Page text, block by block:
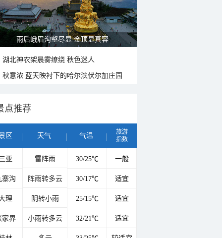
雨后峨眉沟壑尽显 金顶显真容
湖北神农架晨雾缭绕 秋色迷人
秋意浓 蓝天映衬下的哈尔滨伏尔加庄园
点推荐
区 天气 气温
旅游
指数
亚 雷阵雨 30/25℃ 一般
寨沟 阵雨转多云 30/17℃ 适宜
理 阴转小雨 25/15℃ 适宜
家界 小雨转多云 32/21℃ 适宜